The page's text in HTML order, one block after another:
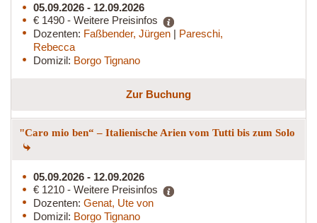
05.09.2026 - 12.09.2026
€ 1490 - Weitere Preisinfos
Dozenten: Faßbender, Jürgen | Pareschi,
Rebecca
Domizil: Borgo Tignano
Zur Buchung
"Caro mio ben“ – Italienische Arien vom Tutti bis zum Solo
05.09.2026 - 12.09.2026
€ 1210 - Weitere Preisinfos
Dozenten: Genat, Ute von
Domizil: Borgo Tignano